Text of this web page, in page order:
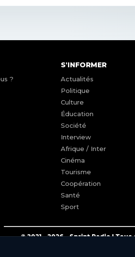
?
S'INFORMER
Actualités
Politique
Culture
Éducation
Société
Interview
Afrique / Inter
Cinéma
Tourisme
Coopération
Santé
Sport
© 2021 - 2026 - Sprint Radio |